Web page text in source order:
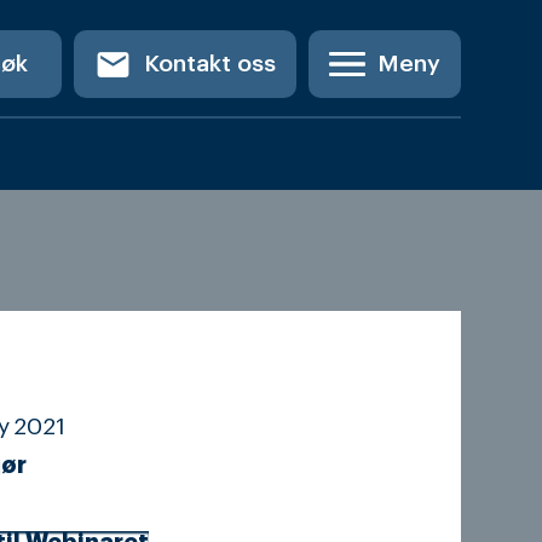
email Kontakt oss Meny
2021